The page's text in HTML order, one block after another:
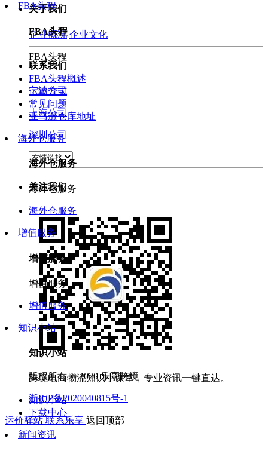
FBA头程
FBA头程
FBA头程
FBA头程概述
运输方式
常见问题
亚马逊仓库地址
海外仓服务
海外仓服务
海外仓服务
海外仓服务
增值服务
增值服务
增值服务
增值服务
知识小站
知识小站
跨境电商物流知识小课堂，专业资讯一键直达。
知识小站
下载中心
新闻资讯
关于我们
企业概况 企业文化
联系我们
宁波公司
上海公司
深圳公司
关注我们
版权所有 © 2020 乐享跨境
浙ICP备2020040815号-1
运价驿站 联系乐享 返回顶部